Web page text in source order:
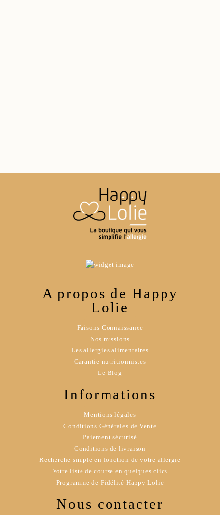
A propos de Happy
Lolie
Faisons Connaissance
Nos missions
Les allergies alimentaires
Garantie nutritionnistes
Le Blog
Informations
Mentions légales
Conditions Générales de Vente
Paiement sécurisé
Conditions de livraison
Recherche simple en fonction de votre allergie
Votre liste de course en quelques clics
Programme de Fidélité Happy Lolie
Nous contacter